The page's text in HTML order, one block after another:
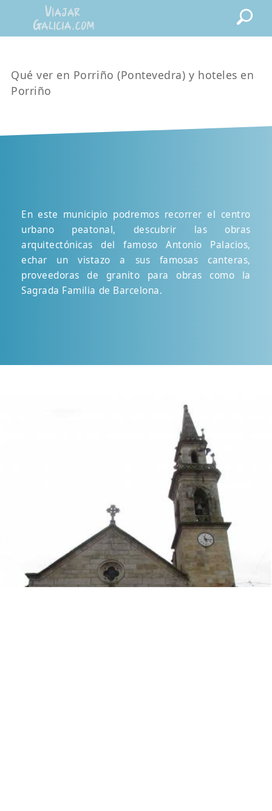
Qué ver en Porriño (Pontevedra) y hoteles en
Porriño
En este municipio podremos recorrer el centro
urbano peatonal, descubrir las obras
arquitectónicas del famoso Antonio Palacios,
echar un vistazo a sus famosas canteras,
proveedoras de granito para obras como la
Sagrada Familia de Barcelona.